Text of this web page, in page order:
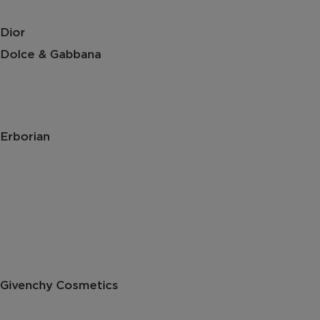
Dior
Dolce & Gabbana
Erborian
Givenchy Cosmetics